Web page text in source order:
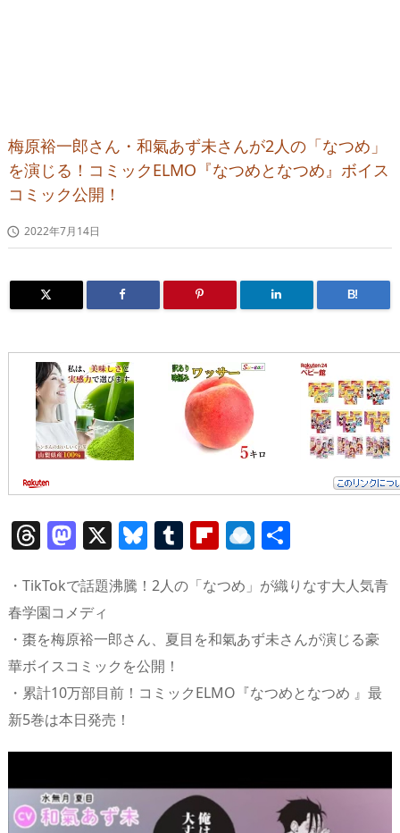
梅原裕一郎さん・和氣あず未さんが2人の「なつめ」
を演じる！コミックELMO『なつめとなつめ』ボイス
コミック公開！
 2022年7月14日
B!
T
re
a
d
s
M
st
o
d
o
n
X Bl
e
y
T
m
r
Fl
b
ar
d
R
n
ro
p.
io
・TikTokで話題沸騰！2人の「なつめ」が織りなす大人気青
春学園コメディ
・棗を梅原裕一郎さん、夏目を和氣あず未さんが演じる豪
華ボイスコミックを公開！
・累計10万部目前！コミックELMO『なつめとなつめ 』最
新5巻は本日発売！